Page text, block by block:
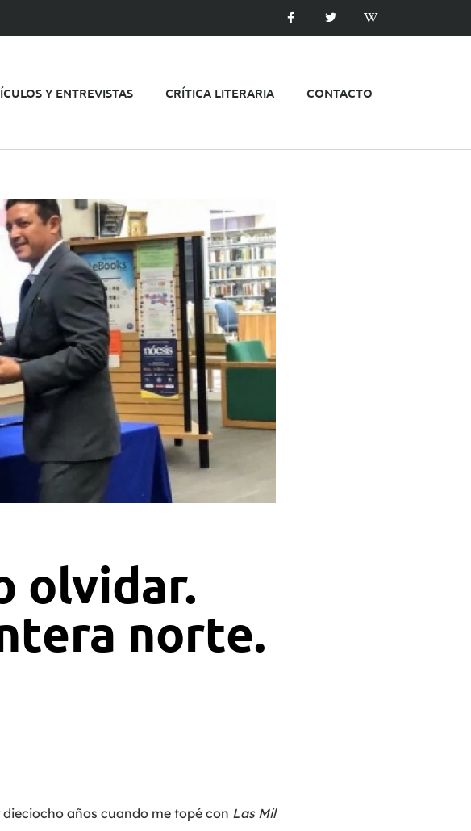
Y ENTREVISTAS CRÍTICA LITERARIA CONTACTO
olvidar.
norte.
años cuando me topé con Las Mil